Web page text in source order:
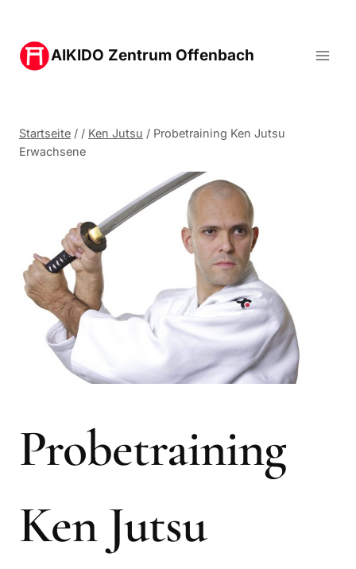
springenAIKIDO Zentrum Offenbach
Startseite / / Ken Jutsu / Probetraining Ken Jutsu
Erwachsene
Probetraining
Ken Jutsu